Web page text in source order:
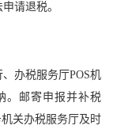
请退税。
办税服务厅POS机
。邮寄申报并补税
关办税服务厅及时